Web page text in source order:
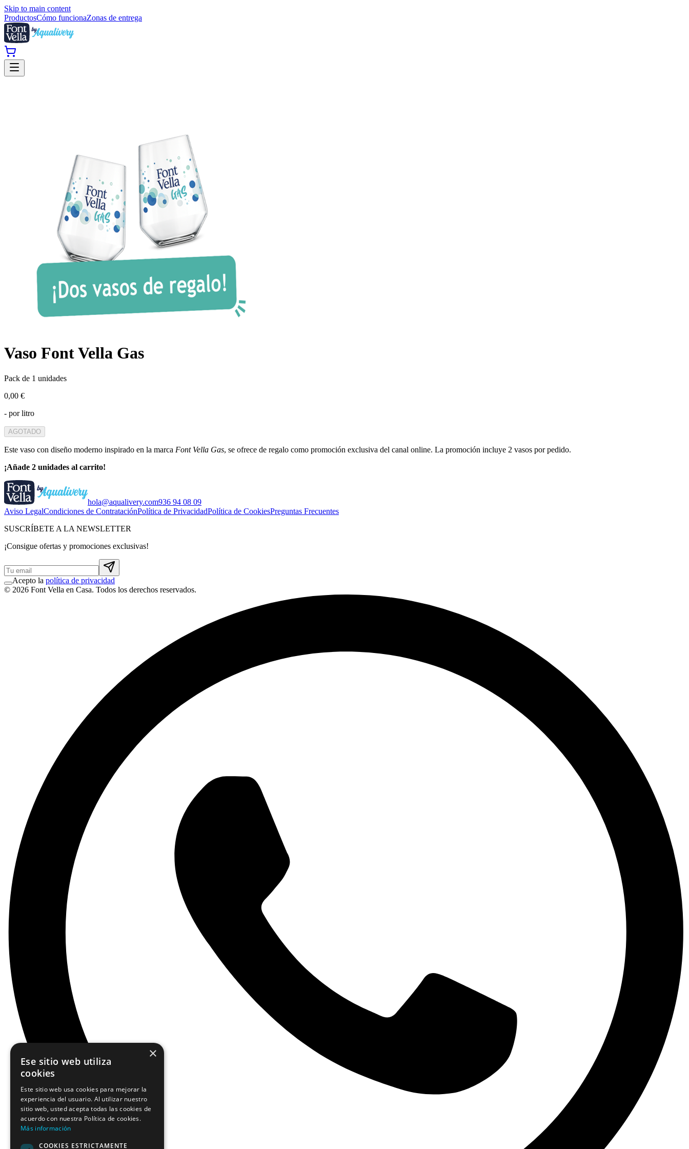
Skip to main content
ProductosCómo funcionaZonas de entrega
Vaso Font Vella Gas
Pack de 1 unidades
0,00 €
- por litro
AGOTADO
Este vaso con diseño moderno inspirado en la marca Font Vella Gas, se ofrece de regalo como promoción exclusiva del canal online. La promoción incluye 2 vasos por pedido.
¡Añade 2 unidades al carrito!
hola@aqualivery.com936 94 08 09
Aviso LegalCondiciones de ContrataciónPolítica de PrivacidadPolítica de CookiesPreguntas Frecuentes
SUSCRÍBETE A LA NEWSLETTER
¡Consigue ofertas y promociones exclusivas!
Acepto la política de privacidad
© 2026 Font Vella en Casa. Todos los derechos reservados.
×
Ese sitio web utiliza
cookies
Este sitio web usa cookies para mejorar la
experiencia del usuario. Al utilizar nuestro
sitio web, usted acepta todas las cookies de
acuerdo con nuestra Política de cookies.
Más información
COOKIES ESTRICTAMENTE